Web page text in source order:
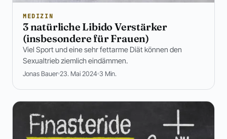
MEDIZIN
3 natürliche Libido Verstärker
(insbesondere für Frauen)
Viel Sport und eine sehr fettarme Diät können den
Sexualtrieb ziemlich eindämmen.
Jonas Bauer 23. Mai 2024 3 Min.